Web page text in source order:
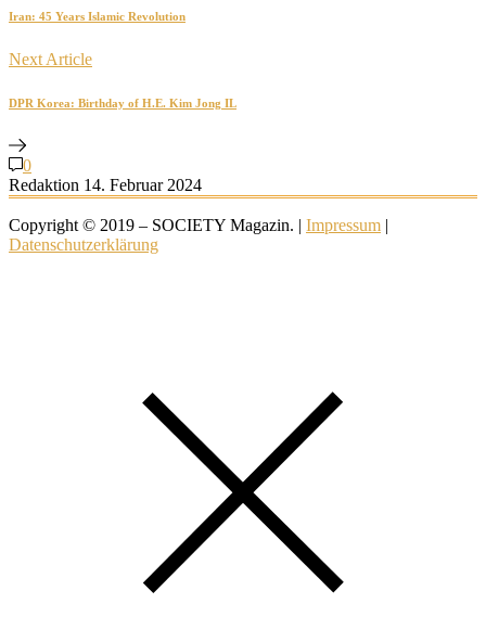
Iran: 45 Years Islamic Revolution
Next Article
DPR Korea: Birthday of H.E. Kim Jong IL
0
Redaktion 14. Februar 2024
Copyright © 2019 – SOCIETY Magazin. | Impressum |
Datenschutzerklärung